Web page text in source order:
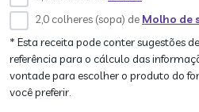
2,0 colheres (sopa) de Molho de
* Esta receita pode conter sugestões
referência para o cálculo das
vontade para escolher o produto do
você preferir.